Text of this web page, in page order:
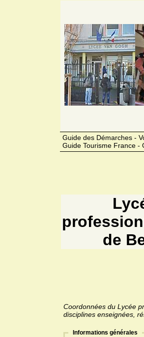
Guide des Démarches -
Guide Tourisme France -
de
Coordonnées du Lycée
disciplines enseignées,
Informations générales